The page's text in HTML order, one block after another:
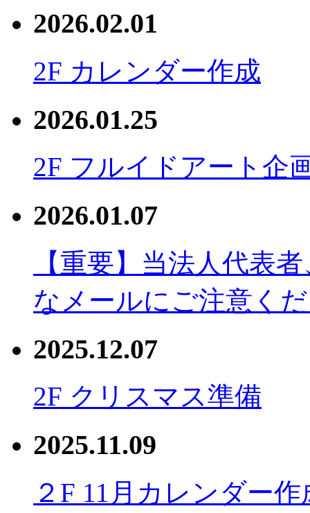
2026.02.01
2F カレンダー作成
2026.01.25
2F フルイドアート企
2026.01.07
【重要】当法人代表
なメールにご注意く
2025.12.07
2F クリスマス準備
2025.11.09
２F 11月カレンダー作